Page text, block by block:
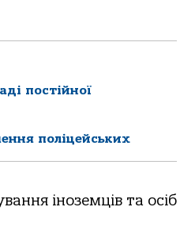
постійної
поліцейських
іноземців та осіб